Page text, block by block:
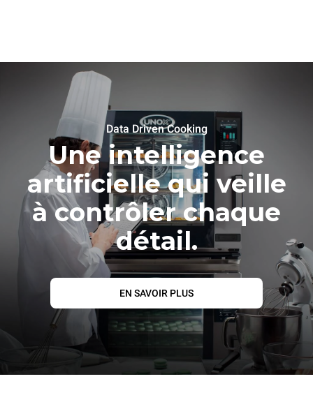
Data Driven Cooking
Une intelligence
artificielle qui veille
à contrôler chaque
détail.
EN SAVOIR PLUS